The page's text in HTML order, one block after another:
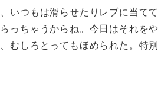
いつもは滑らせたりレブに当て
っちゃうからね。今日はそれを
むしろとってもほめられた。特